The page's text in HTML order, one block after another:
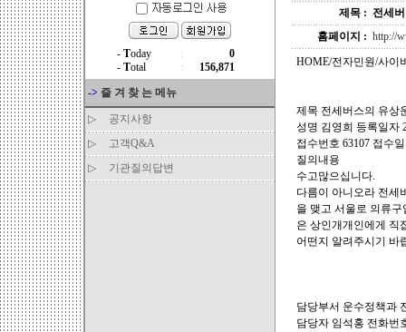
-> 즐 겨 찾 는 메뉴
▷
공지사항
▷
고객Q&A
▷
기관질의답변
제목 : 전세
홈페이지 : http://
HOME/전자민원/사이
제목 전세버스의 유상
성명 김영희 등록일자
접수번호 63107 접수
질의내용
수고많으십니다.
다름이 아니오라 전세
을 맺고 서울로 의류
은 상인개개인에게 직
어떤지 알려주시기 바
담당부서 운수정책과
담당자 임석홍 전화번